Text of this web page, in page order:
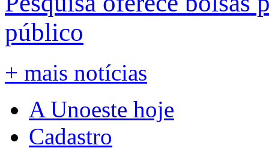
público
+ mais notícias
A Unoeste hoje
Cadastro